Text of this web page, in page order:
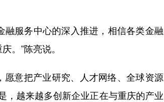
融服务中心的深入推进，相信各类金融
。”陈亮说。
愿意把产业研究、人才网络、全球资源
，越来越多创新企业正在与重庆的产业